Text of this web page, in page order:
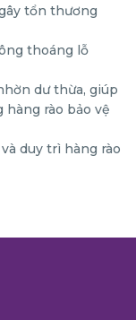
tổn thương
thoáng lỗ
dư thừa, giúp
rào bảo vệ
duy trì hàng rào